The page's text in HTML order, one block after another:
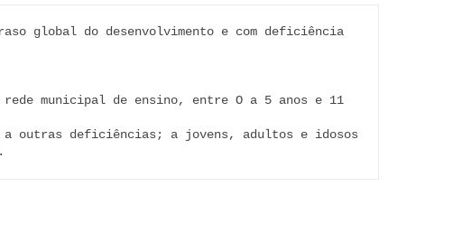
global do desenvolvimento e com deficiência
rede municipal de ensino, entre O a 5 anos e 11
a outras deficiências; a jovens, adultos e idosos